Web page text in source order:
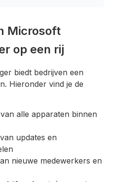
Microsoft
op een rij
biedt bedrijven een
Hieronder vind je de
alle apparaten binnen
updates en
nieuwe medewerkers en